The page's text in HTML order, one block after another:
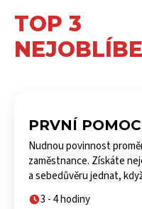
TOP 3
PRVNÍ
Nudnou povinnost
zaměstnance. Získáte
a sebedůvěru jednat,
3 - 4 hodiny